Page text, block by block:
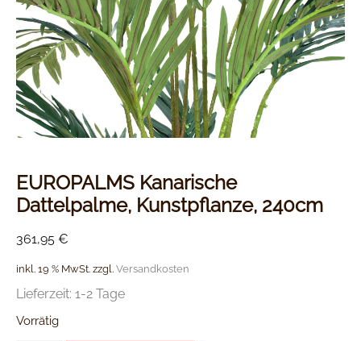
EUROPALMS Kanarische
Dattelpalme, Kunstpflanze, 240cm
361,95 €
inkl. 19 % MwSt. zzgl. Versandkosten
Lieferzeit: 1-2 Tage
Vorrätig